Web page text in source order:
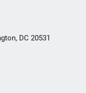
DC 20531